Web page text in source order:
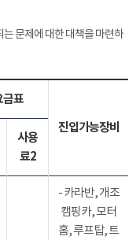
문제에 대한 대책을 마련하
금표
진입가능장비
사용
료2
- 카라반, 개조
캠핑카, 모터
홈, 루프탑, 트